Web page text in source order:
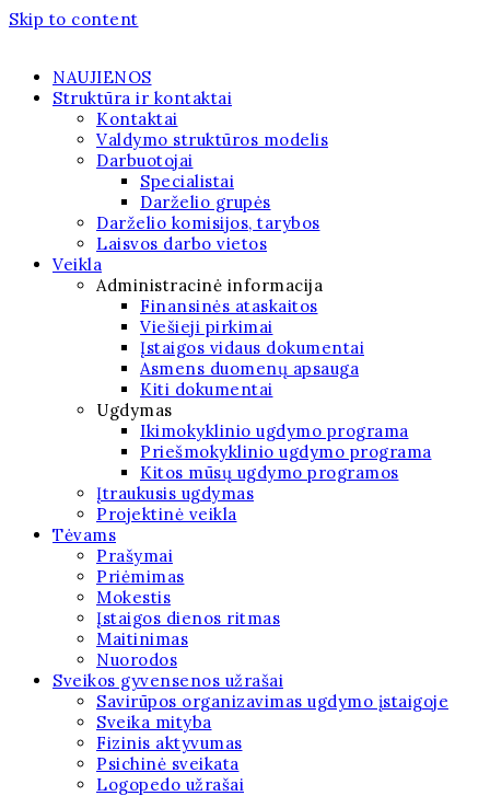
Skip to content
NAUJIENOS
Struktūra ir kontaktai
Kontaktai
Valdymo struktūros modelis
Darbuotojai
Specialistai
Darželio grupės
Darželio komisijos, tarybos
Laisvos darbo vietos
Veikla
Administracinė informacija
Finansinės ataskaitos
Viešieji pirkimai
Įstaigos vidaus dokumentai
Asmens duomenų apsauga
Kiti dokumentai
Ugdymas
Ikimokyklinio ugdymo programa
Priešmokyklinio ugdymo programa
Kitos mūsų ugdymo programos
Įtraukusis ugdymas
Projektinė veikla
Tėvams
Prašymai
Priėmimas
Mokestis
Įstaigos dienos ritmas
Maitinimas
Nuorodos
Sveikos gyvensenos užrašai
Savirūpos organizavimas ugdymo įstaigoje
Sveika mityba
Fizinis aktyvumas
Psichinė sveikata
Logopedo užrašai